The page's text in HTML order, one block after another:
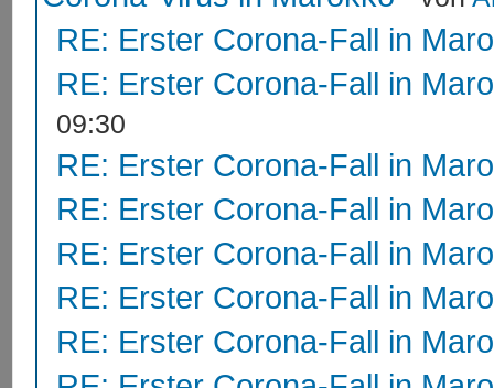
RE: Erster Corona-Fall in
RE: Erster Corona-Fall in
09:30
RE: Erster Corona-Fall in
RE: Erster Corona-Fall in
RE: Erster Corona-Fall in
RE: Erster Corona-Fall in
RE: Erster Corona-Fall in